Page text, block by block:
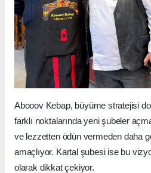
Abooov Kebap, büyüme stratejisi
farklı noktalarında yeni şubeler
ve lezzetten ödün vermeden daha
amaçlıyor. Kartal şubesi ise bu
olarak dikkat çekiyor.